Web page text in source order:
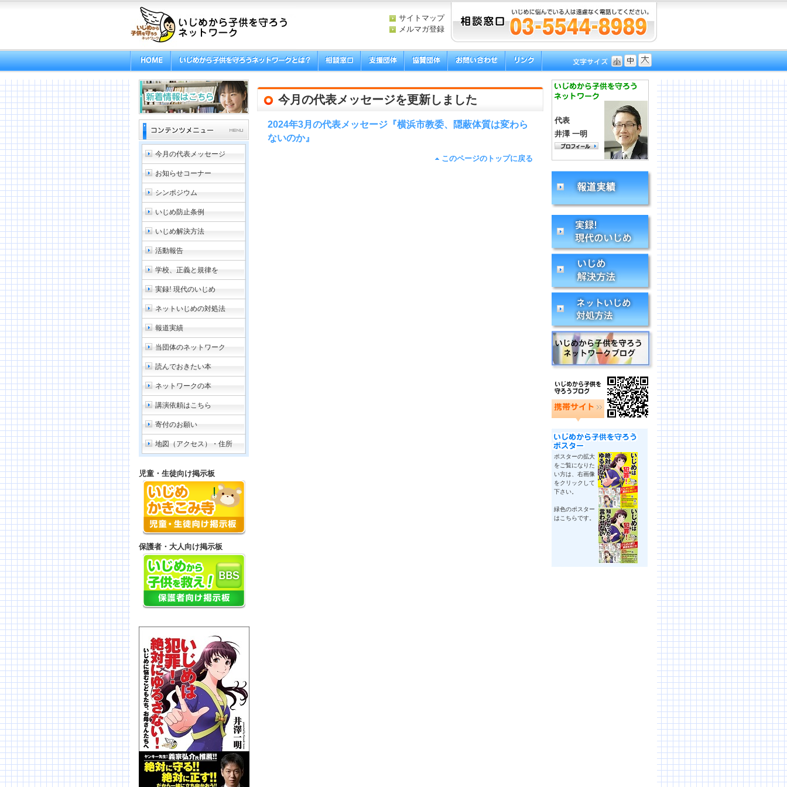
サイトマップ
メルマガ登録
今月の代表メッセージ
お知らせコーナー
シンポジウム
いじめ防止条例
いじめ解決方法
活動報告
学校、正義と規律を
実録! 現代のいじめ
ネットいじめの対処法
報道実績
当団体のネットワーク
読んでおきたい本
ネットワークの本
講演依頼はこちら
寄付のお願い
地図（アクセス）・住所
児童・生徒向け掲示板
保護者・大人向け掲示板
今月の代表メッセージを更新しました
2024年3月の代表メッセージ『横浜市教委、隠蔽体質は変わら
ないのか』
このページのトップに戻る
代表
井澤 一明
ポスターの拡大
をご覧になりた
い方は、右画像
をクリックして
下さい。
緑色のポスター
はこちらです。